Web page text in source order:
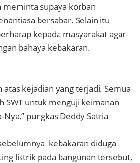
meminta supaya korban
bersabar. Selain itu
kepada masyarakat agar
bahaya kebakaran.
kejadian yang terjadi. Semua
SWT untuk menguji keimanan
pungkas Deddy Satria
kebakaran diduga
listrik pada bangunan tersebut,